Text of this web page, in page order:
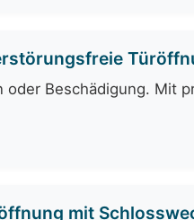
Beschädigung. Mit
mit